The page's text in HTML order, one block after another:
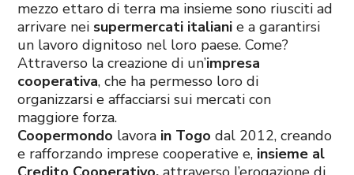
mezzo ettaro di terra ma insieme sono riusciti ad
arrivare nei supermercati italiani e a garantirsi
un lavoro dignitoso nel loro paese. Come?
Attraverso la creazione di un’impresa
cooperativa, che ha permesso loro di
organizzarsi e affacciarsi sui mercati con
maggiore forza.
Coopermondo lavora in Togodal 2012, creando
e rafforzando imprese cooperative e, insieme al